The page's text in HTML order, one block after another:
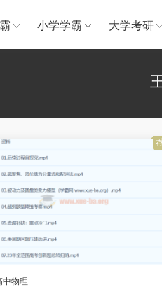
小学学霸 大学考研
中物理